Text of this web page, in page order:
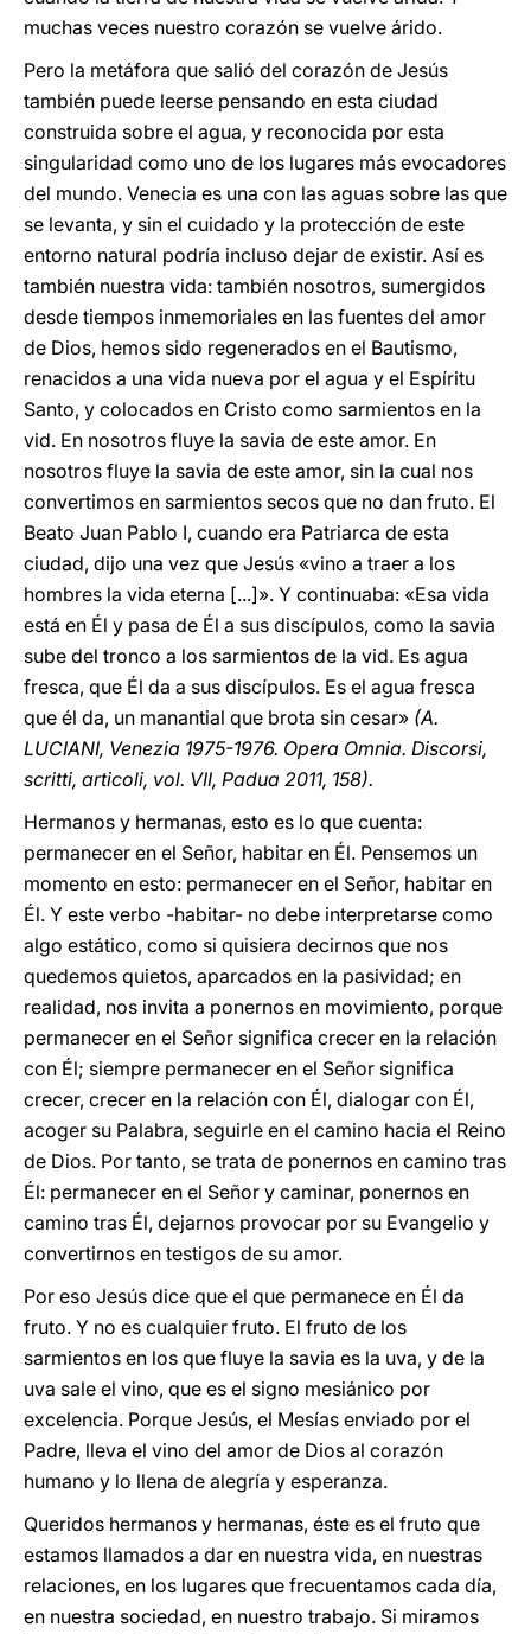
muchas veces nuestro corazón se vuelve árido.
Pero la metáfora que salió del corazón de Jesús
también puede leerse pensando en esta ciudad
construida sobre el agua, y reconocida por esta
singularidad como uno de los lugares más evocadores
del mundo. Venecia es una con las aguas sobre las que
se levanta, y sin el cuidado y la protección de este
entorno natural podría incluso dejar de existir. Así es
también nuestra vida: también nosotros, sumergidos
desde tiempos inmemoriales en las fuentes del amor
de Dios, hemos sido regenerados en el Bautismo,
renacidos a una vida nueva por el agua y el Espíritu
Santo, y colocados en Cristo como sarmientos en la
vid. En nosotros fluye la savia de este amor. En
nosotros fluye la savia de este amor, sin la cual nos
convertimos en sarmientos secos que no dan fruto. El
Beato Juan Pablo I, cuando era Patriarca de esta
ciudad, dijo una vez que Jesús «vino a traer a los
hombres la vida eterna [...]». Y continuaba: «Esa vida
está en Él y pasa de Él a sus discípulos, como la savia
sube del tronco a los sarmientos de la vid. Es agua
fresca, que Él da a sus discípulos. Es el agua fresca
que él da, un manantial que brota sin cesar» (A.
LUCIANI, Venezia 1975-1976. Opera Omnia. Discorsi,
scritti, articoli, vol. VII, Padua 2011, 158).
Hermanos y hermanas, esto es lo que cuenta:
permanecer en el Señor, habitar en Él. Pensemos un
momento en esto: permanecer en el Señor, habitar en
Él. Y este verbo -habitar- no debe interpretarse como
algo estático, como si quisiera decirnos que nos
quedemos quietos, aparcados en la pasividad; en
realidad, nos invita a ponernos en movimiento, porque
permanecer en el Señor significa crecer en la relación
con Él; siempre permanecer en el Señor significa
crecer, crecer en la relación con Él, dialogar con Él,
acoger su Palabra, seguirle en el camino hacia el Reino
de Dios. Por tanto, se trata de ponernos en camino tras
Él: permanecer en el Señor y caminar, ponernos en
camino tras Él, dejarnos provocar por su Evangelio y
convertirnos en testigos de su amor.
Por eso Jesús dice que el que permanece en Él da
fruto. Y no es cualquier fruto. El fruto de los
sarmientos en los que fluye la savia es la uva, y de la
uva sale el vino, que es el signo mesiánico por
excelencia. Porque Jesús, el Mesías enviado por el
Padre, lleva el vino del amor de Dios al corazón
humano y lo llena de alegría y esperanza.
Queridos hermanos y hermanas, éste es el fruto que
estamos llamados a dar en nuestra vida, en nuestras
relaciones, en los lugares que frecuentamos cada día,
en nuestra sociedad, en nuestro trabajo. Si miramos